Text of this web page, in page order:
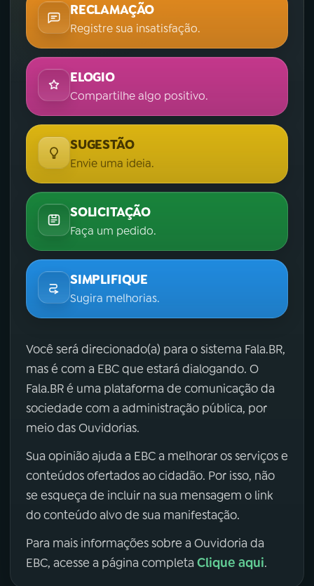
RECLAMAÇÃO
Registre sua insatisfação.
ELOGIO
Compartilhe algo positivo.
SUGESTÃO
Envie uma ideia.
SOLICITAÇÃO
Faça um pedido.
SIMPLIFIQUE
Sugira melhorias.
Você será direcionado(a) para o sistema Fala.BR,
mas é com a EBC que estará dialogando. O
Fala.BR é uma plataforma de comunicação da
sociedade com a administração pública, por
meio das Ouvidorias.
Sua opinião ajuda a EBC a melhorar os serviços e
conteúdos ofertados ao cidadão. Por isso, não
se esqueça de incluir na sua mensagem o link
do conteúdo alvo de sua manifestação.
Para mais informações sobre a Ouvidoria da
EBC, acesse a página completa Clique aqui.